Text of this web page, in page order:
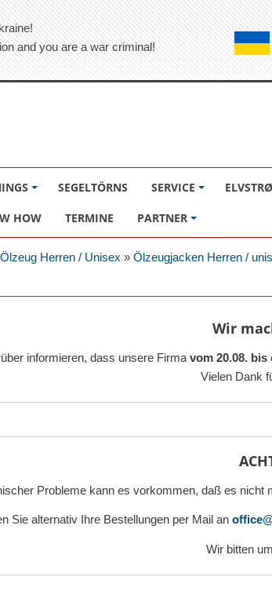
and you are a war criminal!
SEGELTÖRNS SERVICE
HOW TERMINE PARTNER
Ölzeug Herren / Unisex » Ölzeugjacken Herren /
Wir
informieren, dass unsere Firma vom 20.08. bis
Vielen Dank
Probleme kann es vorkommen, daß es
Sie alternativ Ihre Bestellungen per Mail an
Wir bitten